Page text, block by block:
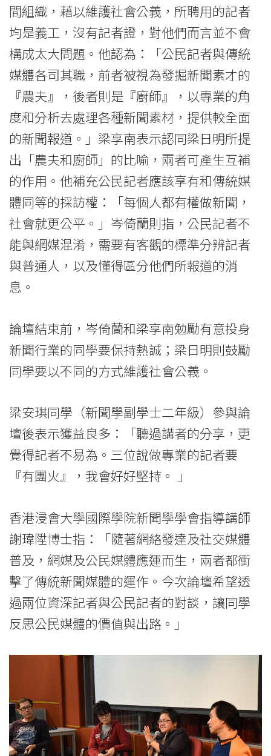
間組織，藉以維護社會公義，所聘用的記者
均是義工，沒有記者證，對他們而言並不會
構成太大問題。他認為：「公民記者與傳統
媒體各司其職，前者被視為發掘新聞素才的
『農夫』，後者則是『廚師』，以專業的角
度和分析去處理各種新聞素材，提供較全面
的新聞報道。」梁享南表示認同梁日明所提
出「農夫和廚師」的比喻，兩者可產生互補
的作用。他補充公民記者應該享有和傳統媒
體同等的採訪權：「每個人都有權做新聞，
社會就更公平。」岑倚蘭則指，公民記者不
能與網媒混淆，需要有客觀的標準分辨記者
與普通人，以及懂得區分他們所報道的消
息。
論壇結束前，岑倚蘭和梁享南勉勵有意投身
新聞行業的同學要保持熱誠；梁日明則鼓勵
同學要以不同的方式維護社會公義。
梁安琪同學（新聞學副學士二年級）參與論
壇後表示獲益良多：「聽過講者的分享，更
覺得記者不易為。三位說做專業的記者要
『有團火』，我會好好堅持。 」
香港浸會大學國際學院新聞學學會指導講師
謝瑋陞博士指：「隨著網絡發達及社交媒體
普及，網媒及公民媒體應運而生，兩者都衝
擊了傳統新聞媒體的運作。今次論壇希望透
過兩位資深記者與公民記者的對談，讓同學
反思公民媒體的價值與出路。」